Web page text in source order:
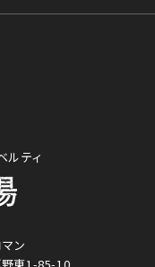
ルティ
ン
東1-85-10